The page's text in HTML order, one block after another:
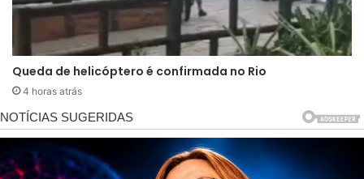
fazer parte da rotina dele somente após
descobrir a gravidade da doença, mostrando que
nunca é tarde para aprender algo novo.
Mesmo enfrentando os efeitos do tratamento,
como perda de peso, cansaço intenso e
limitações físicas, Tiago fez questão de cumprir
Queda de helicóptero é confirmada no Rio
4 horas atrás